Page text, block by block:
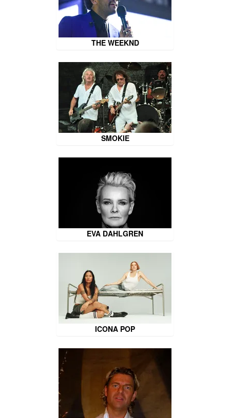
THE WEEKND
SMOKIE
EVA DAHLGREN
ICONA POP